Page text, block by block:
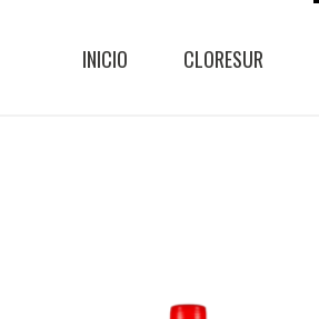
INICIO CLORESUR